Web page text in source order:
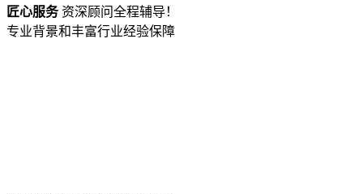
匠心服务资深顾问全程辅导！
专业背景和丰富行业经验保障